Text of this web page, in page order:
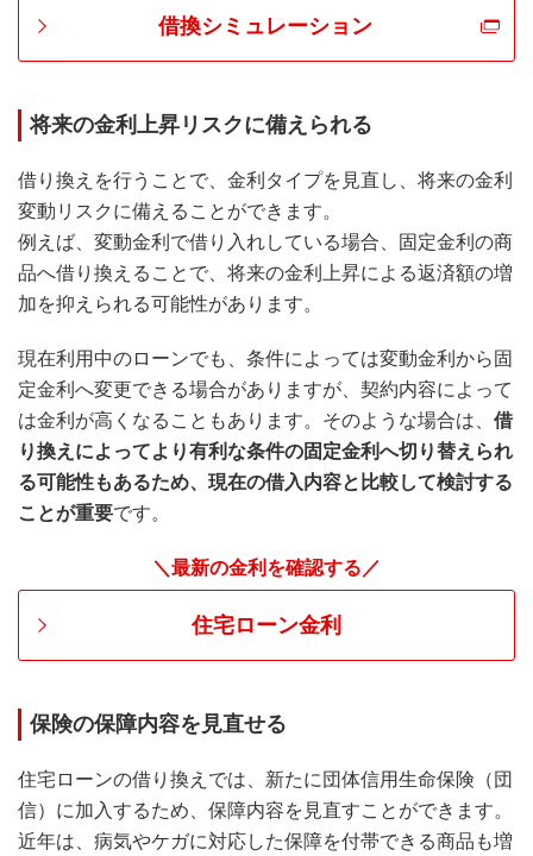
借換シミュレーション
将来の金利上昇リスクに備えられる
借り換えを行うことで、金利タイプを見直し、将来の金利
変動リスクに備えることができます。
例えば、変動金利で借り入れしている場合、固定金利の商
品へ借り換えることで、将来の金利上昇による返済額の増
加を抑えられる可能性があります。
現在利用中のローンでも、条件によっては変動金利から固
定金利へ変更できる場合がありますが、契約内容によって
は金利が高くなることもあります。そのような場合は、 借
り換えによってより有利な条件の固定金利へ切り替えられ
る可能性もあるため、現在の借入内容と比較して検討する
ことが重要です。
＼最新の金利を確認する／
住宅ローン金利
保険の保障内容を見直せる
住宅ローンの借り換えでは、新たに団体信用生命保険（団
信）に加入するため、保障内容を見直すことができます。
近年は、病気やケガに対応した保障を付帯できる商品も増